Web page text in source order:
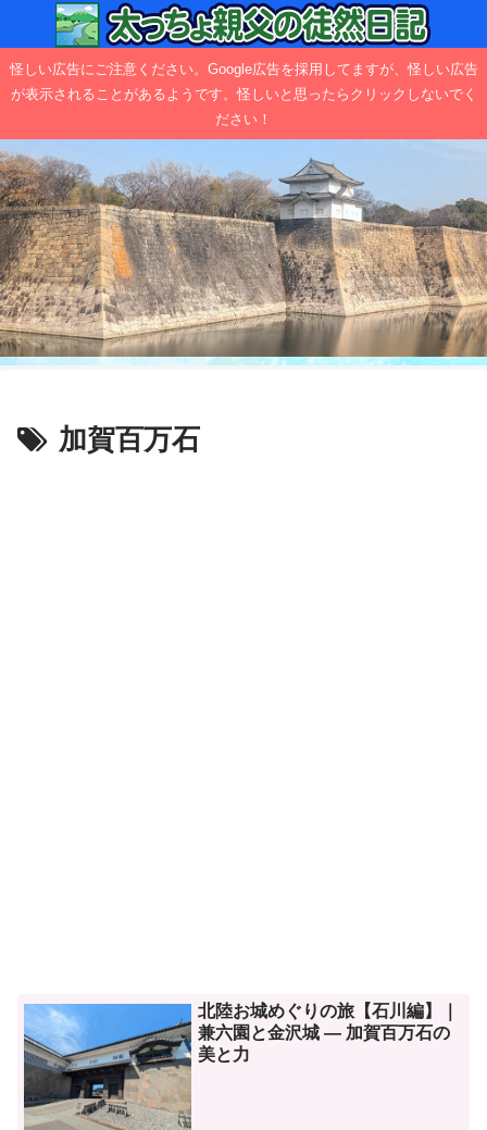
怪しい広告にご注意ください。Google広告を採用してますが、怪しい広告
が表示されることがあるようです。怪しいと思ったらクリックしないでく
ださい！
加賀百万石
北陸お城めぐりの旅【石川編】｜
兼六園と金沢城 — 加賀百万石の
美と力